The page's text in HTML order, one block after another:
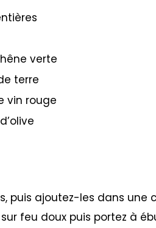
verte
terre
vin rouge
puis ajoutez-les dans une
feu doux puis portez à